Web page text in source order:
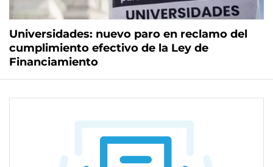
Universidades: nuevo paro en reclamo del
cumplimiento efectivo de la Ley de
Financiamiento